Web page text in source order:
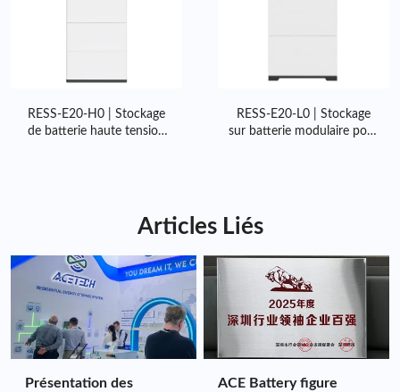
RESS-E20-H0 | Stockage
de batterie haute tension
RESS-E20-L0 | Stockage
sur batterie modulaire pour
Articles Liés
Présentation des
ACE Battery figure